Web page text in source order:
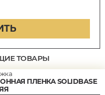
ТОВАРЫ
ПЛЕНКА SOLIDBASE